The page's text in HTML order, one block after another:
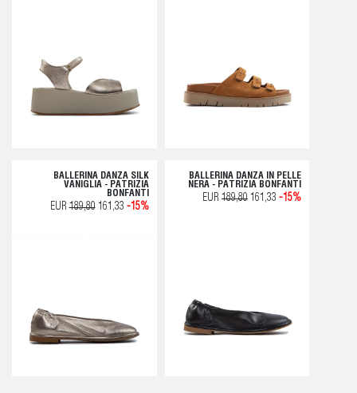
BALLERINA DANZA SILK
VANIGLIA - PATRIZIA
BONFANTI
EUR189,80161,33 -15%
BALLERINA DANZA IN PELLE
NERA - PATRIZIA BONFANTI
EUR 189,80 161,33 -15%